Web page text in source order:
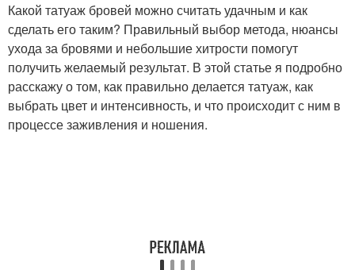
Какой татуаж бровей можно считать удачным и как
сделать его таким? Правильный выбор метода, нюансы
ухода за бровями и небольшие хитрости помогут
получить желаемый результат. В этой статье я подробно
расскажу о том, как правильно делается татуаж, как
выбрать цвет и интенсивность, и что происходит с ним в
процессе заживления и ношения.